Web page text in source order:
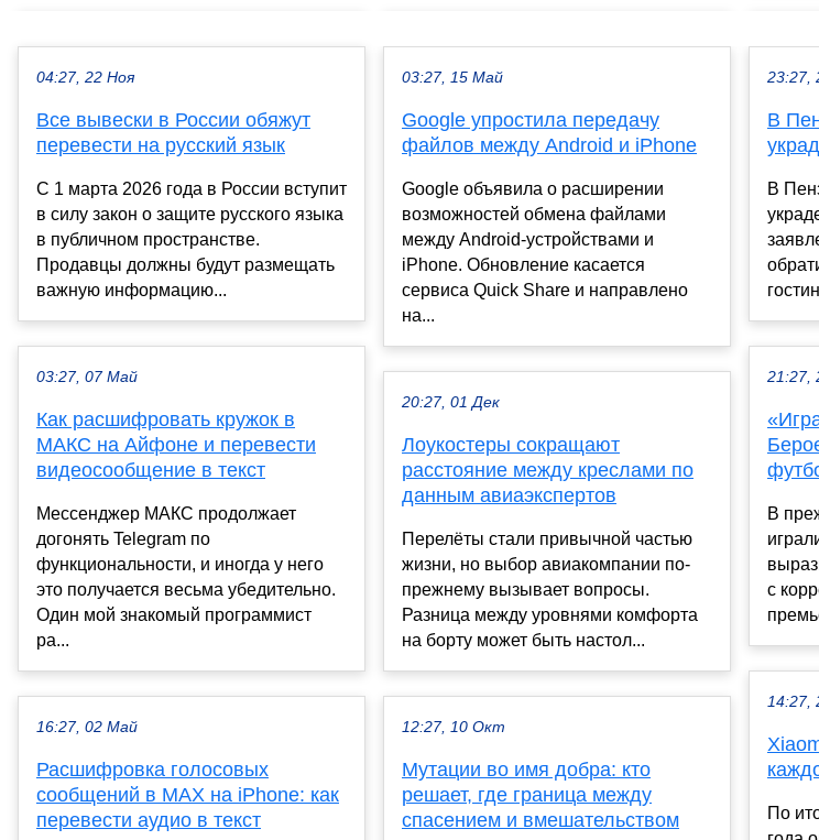
04:27, 22 Ноя
Все вывески в России обяжут
перевести на русский язык
С 1 марта 2026 года в России вступит
в силу закон о защите русского языка
в публичном пространстве.
Продавцы должны будут размещать
важную информацию...
03:27, 07 Май
Как расшифровать кружок в
МАКС на Айфоне и перевести
видеосообщение в текст
Мессенджер МАКС продолжает
догонять Telegram по
функциональности, и иногда у него
это получается весьма убедительно.
Один мой знакомый программист
ра...
16:27, 02 Май
Расшифровка голосовых
сообщений в МАХ на iPhone: как
перевести аудио в текст
03:27, 15 Май
Google упростила передачу
файлов между Android и iPhone
Google объявила о расширении
возможностей обмена файлами
между Android-устройствами и
iPhone. Обновление касается
сервиса Quick Share и направлено
на...
20:27, 01 Дек
Лоукостеры сокращают
расстояние между креслами по
данным авиаэкспертов
Перелёты стали привычной частью
жизни, но выбор авиакомпании по-
прежнему вызывает вопросы.
Разница между уровнями комфорта
на борту может быть настол...
12:27, 10 Окт
Мутации во имя добра: кто
решает, где граница между
спасением и вмешательством
23:27,
В
В
21:27,
В
с
14:27,
По